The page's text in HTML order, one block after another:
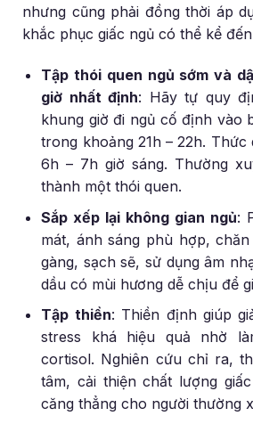
nhưng cũng phải đồng thời áp
khắc phục giấc ngủ có thể kể
Tập thói quen ngủ sớm và
giờ nhất định: Hãy tự quy
khung giờ đi ngủ cố định vào
trong khoảng 21h – 22h. Thức
6h – 7h giờ sáng. Thường
thành một thói quen.
Sắp xếp lại không gian ngủ:
mát, ánh sáng phù hợp,
gàng, sạch sẽ, sử dụng âm
dầu có mùi hương dễ chịu để
Tập thiền: Thiền định giúp
stress khá hiệu quả nhờ
cortisol. Nghiên cứu chỉ ra,
tâm, cải thiện chất lượng
căng thẳng cho người thường